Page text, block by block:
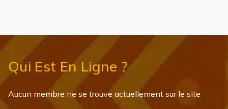
Qui Est En Ligne ?
Aucun membre ne se trouve actuellement sur le site